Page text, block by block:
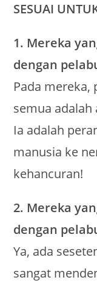
SESUAI
1. Mereka
dengan
Pada mereka,
semua
Ia adalah
manusia ke
kehancuran!
2. Mereka
dengan
Ya, ada
sangat